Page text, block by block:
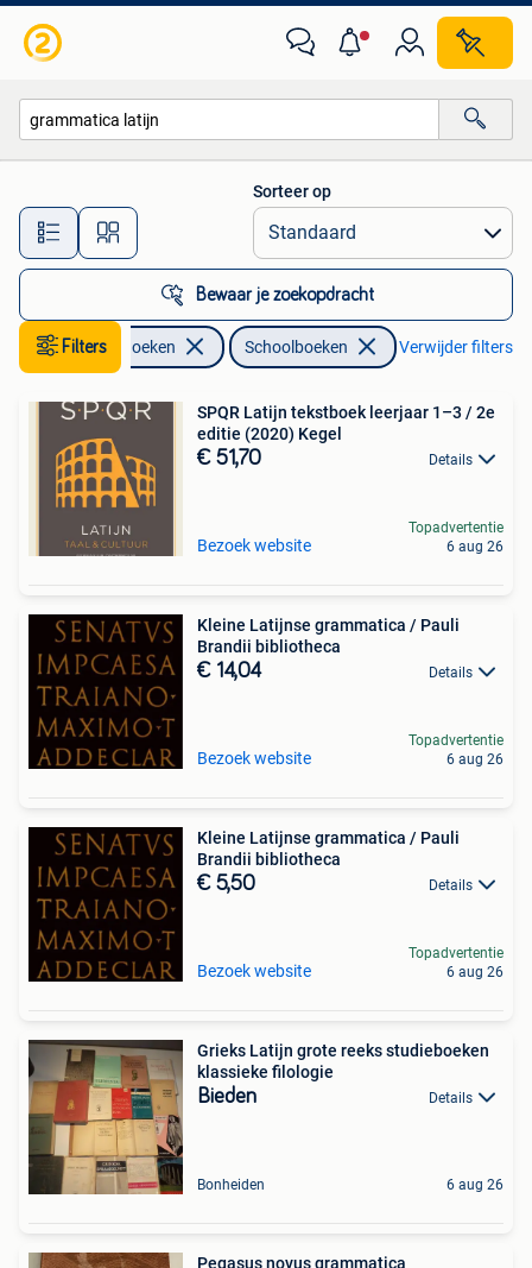
Alle afstanden…
Sorteer op
Bewaar je zoekopdracht
Filters Boeken Schoolboeken Verwijder filters
SPQR Latijn tekstboek leerjaar 1–3 / 2e
editie (2020) Kegel
€ 51,70 Details
Bezoek website
Topadvertentie
6 aug 26
Kleine Latijnse grammatica / Pauli
Brandii bibliotheca
€ 14,04 Details
Bezoek website
Topadvertentie
6 aug 26
Kleine Latijnse grammatica / Pauli
Brandii bibliotheca
€ 5,50 Details
Bezoek website
Topadvertentie
6 aug 26
Grieks Latijn grote reeks studieboeken
klassieke filologie
Bieden Details
Bonheiden 6 aug 26
Pegasus novus grammatica